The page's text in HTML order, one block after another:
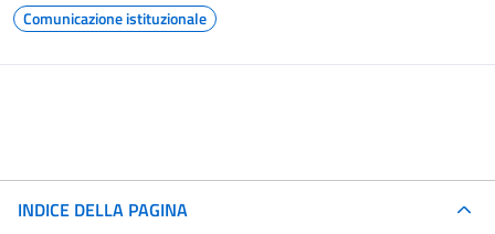
Comunicazione istituzionale
INDICE DELLA PAGINA